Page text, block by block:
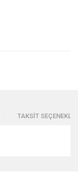
TAKSİT